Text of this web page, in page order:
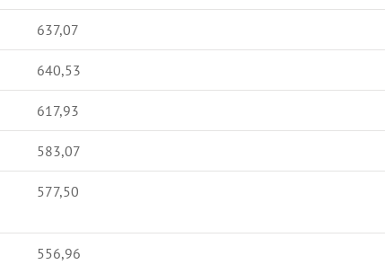
637,07
640,53
617,93
583,07
577,50
556,96